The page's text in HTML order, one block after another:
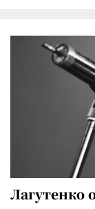
Лагутенко